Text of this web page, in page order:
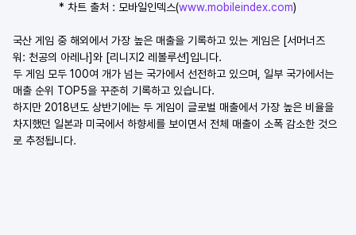
* 차트 출처 : 모바일인덱스(www.mobileindex.com)
국산 게임 중 해외에서 가장 높은 매출을 기록하고 있는 게임은 [서머너즈
워: 천공의 아레나]와 [리니지2 레볼루션]입니다.
두 게임 모두 100여 개가 넘는 국가에서 선전하고 있으며, 일부 국가에서는
매출 순위 TOP5을 꾸준히 기록하고 있습니다.
하지만 2018년도 상반기에는 두 게임이 글로벌 매출에서 가장 높은 비율을
차지했던 일본과 미국에서 하향세를 보이면서 전체 매출이 소폭 감소한 것으
로 추정됩니다.